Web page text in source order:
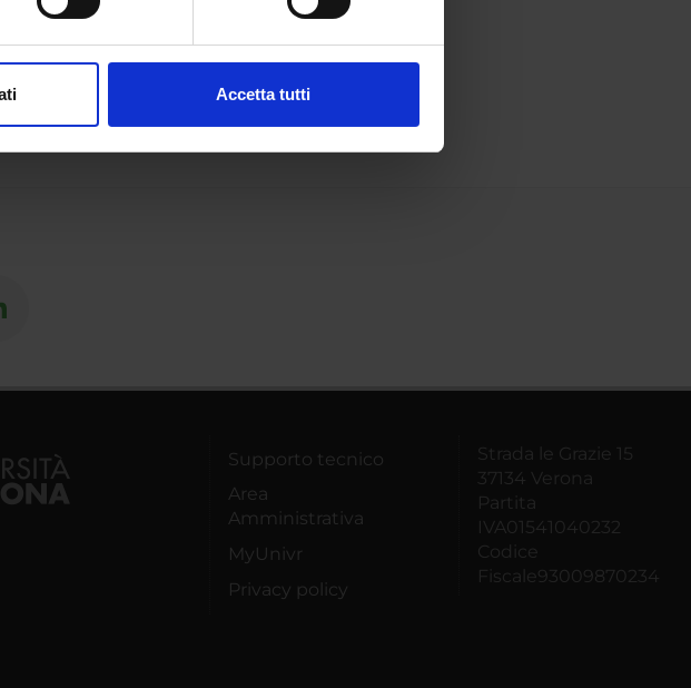
sui cookie.
Accetta tutti
Supporto tecnico
Area
Amministrativa
MyUnivr
Privacy policy
Strada le Grazie 15
37134 Verona
Partita
IVA01541040232
Codice
Fiscale93009870234